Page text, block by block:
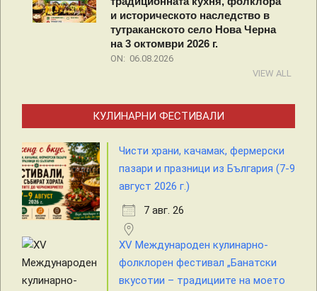
и историческото наследство в
тутраканското село Нова Черна
на 3 октомври 2026 г.
ON: 06.08.2026
VIEW ALL
КУЛИНАРНИ ФЕСТИВАЛИ
Чисти храни, качамак, фермерски
пазари и празници из България (7-9
август 2026 г.)
7 авг. 26
XV Международен кулинарно-
фолклорен фестивал „Банатски
вкусотии – традициите на моето